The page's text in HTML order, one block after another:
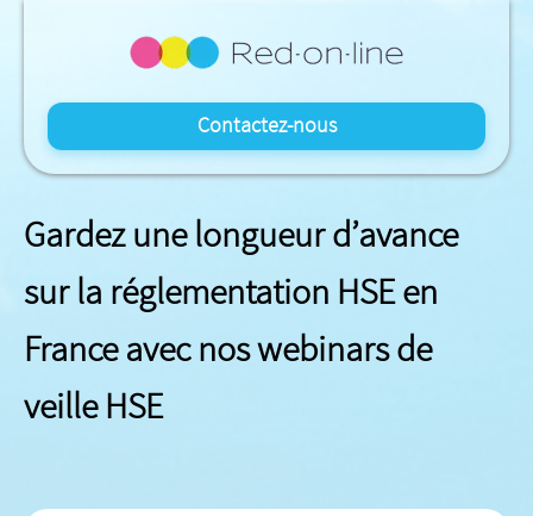
Contactez-nous
Gardez une longueur d’avance
sur la réglementation HSE en
France avec nos webinars de
veille HSE